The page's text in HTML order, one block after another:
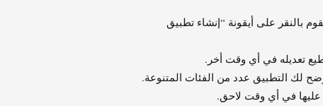
بالنقر على أيقونة “إنشاء تطبيق
تعديله في أي وقت أخر.
لك التطبيق عدد من الفئات المتنوعة.
عليها في أي وقت لاحق.